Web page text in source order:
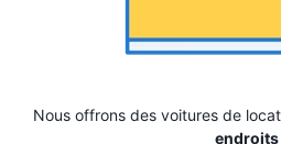
Nous offrons des voitures de
endroits